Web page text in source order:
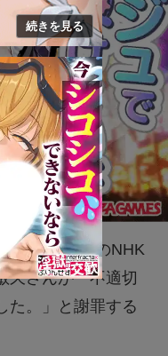
秋場所初日のNHK
久さんが「不適切
た。」と謝罪する